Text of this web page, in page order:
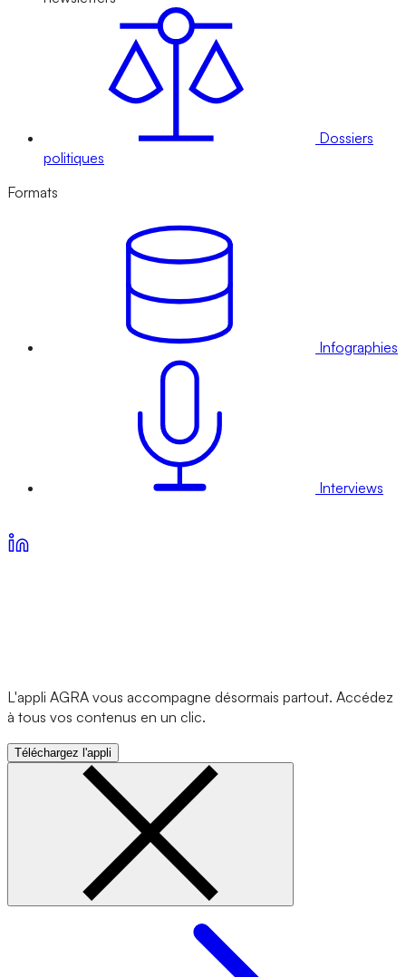
Dossiers
politiques
Formats
Infographies
Interviews
L'appli AGRA vous accompagne désormais partout. Accédez
à tous vos contenus en un clic.
Téléchargez l'appli